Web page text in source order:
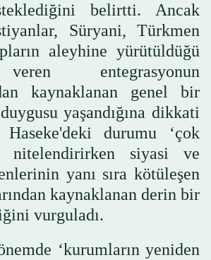
belirtti. Ancak
Süryani, Türkmen
aleyhine yürütüldüğü
entegrasyonun
kaynaklanan genel bir
yaşandığına dikkati
durumu ‘çok
nitelendirirken siyasi ve
yanı sıra kötüleşen
kaynaklanan derin bir
vurguladı.
‘kurumların yeniden